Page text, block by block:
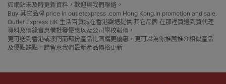
如網站未及時更新資料，歡迎與我們聯絡。
Buy 其它品牌 price in outletexpress .com Hong Kong.In promotion and sale.
Outlet Express HK 生活百貨城在香港觀塘提供 其它品牌 在那裡買邊到買代理
資料及價錢實惠借批發優惠以及公司學校報價，
更可送到香港或澳門而部份產品比團購更優惠，更可以為你推薦推介相似產品
及優點缺點，請留意我們最新產品價格更新